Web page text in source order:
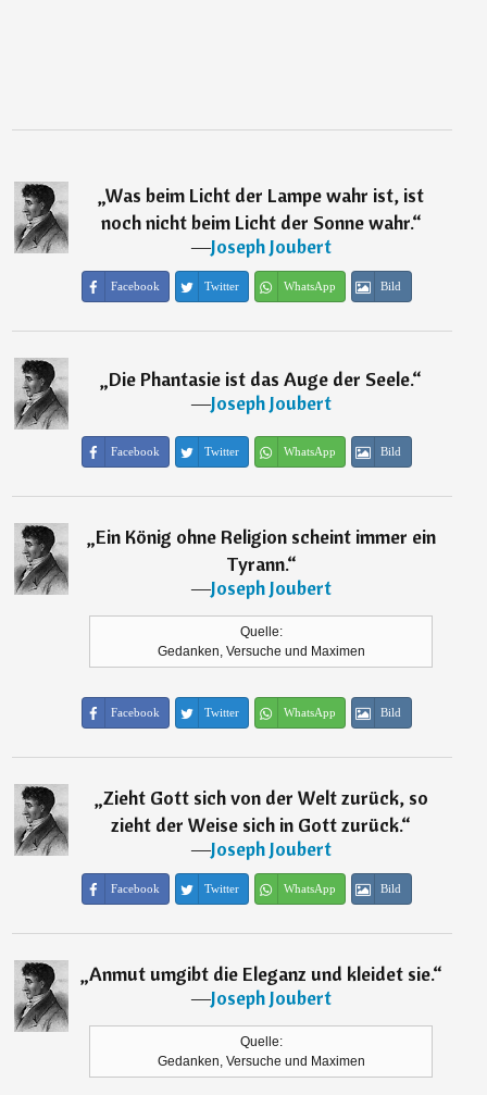
„Was beim Licht der Lampe wahr ist, ist
noch nicht beim Licht der Sonne wahr.“
―Joseph Joubert
Facebook Twitter WhatsApp Bild
„Die Phantasie ist das Auge der Seele.“
―Joseph Joubert
Facebook Twitter WhatsApp Bild
„Ein König ohne Religion scheint immer ein
Tyrann.“
―Joseph Joubert
Quelle:
Gedanken, Versuche und Maximen
Facebook Twitter WhatsApp Bild
„Zieht Gott sich von der Welt zurück, so
zieht der Weise sich in Gott zurück.“
―Joseph Joubert
Facebook Twitter WhatsApp Bild
„Anmut umgibt die Eleganz und kleidet sie.“
―Joseph Joubert
Quelle:
Gedanken, Versuche und Maximen